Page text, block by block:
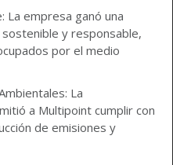
La empresa ganó una
y responsable,
por el medio
La
a Multipoint cumplir con
de emisiones y